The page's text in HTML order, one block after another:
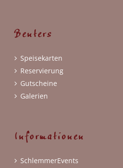
Benters
Speisekarten
Reservierung
Gutscheine
Galerien
Informationen
SchlemmerEvents